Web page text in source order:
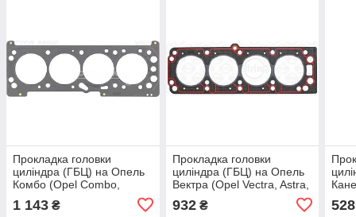
Прокладка головки
циліндра (ГБЦ) на Опель
Комбо (Opel Combo,
Vectra, Astra, Zafira) Reinz
613490000
1 143 ₴
Прокладка головки
циліндра (ГБЦ) на Опель
Вектра (Opel Vectra, Astra,
645842
932₴
G,
528